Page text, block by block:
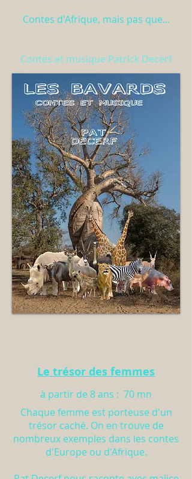
Contes d'Afrique, mais pas que...
Contes et musique Patrick Decerf
Le trésor des femmes
à partir de 8 ans : 70 mn
Chaque femme est porteuse d'un
trésor caché. On en trouve de
nombreux exemples dans les contes
d'Europe ou d'Afrique.